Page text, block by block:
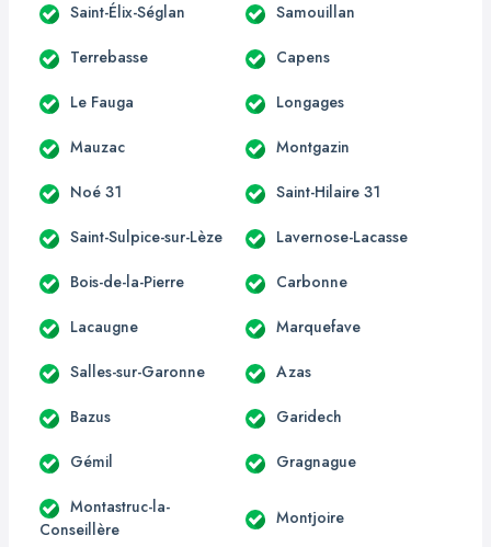
Saint-Élix-Séglan Samouillan
Terrebasse Capens
Le Fauga Longages
Mauzac Montgazin
Noé 31 Saint-Hilaire 31
Saint-Sulpice-sur-Lèze Lavernose-Lacasse
Bois-de-la-Pierre Carbonne
Lacaugne Marquefave
Salles-sur-Garonne Azas
Bazus Garidech
Gémil Gragnague
Montastruc-la-
Conseillère
Montjoire